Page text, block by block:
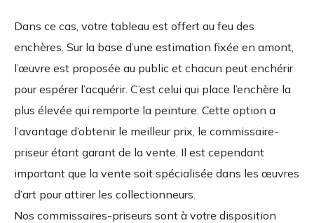
Dans ce cas, votre tableau est offert au feu des
enchères. Sur la base d’une estimation fixée en amont,
l’œuvre est proposée au public et chacun peut enchérir
pour espérer l’acquérir. C’est celui qui place l’enchère la
plus élevée qui remporte la peinture. Cette option a
l’avantage d’obtenir le meilleur prix, le commissaire-
priseur étant garant de la vente. Il est cependant
important que la vente soit spécialisée dans les œuvres
d’art pour attirer les collectionneurs.
Nos commissaires-priseurs sont à votre disposition